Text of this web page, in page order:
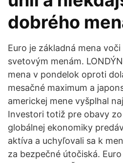
dobrého
Euro je základná mena
svetovým menám.
mena v pondelok oproti
mesačné maximum a
americkej mene vyšplhal
Investori totiž pre obavy
globálnej ekonomiky
aktíva a uchyľovali sa k
za bezpečné útočiská.